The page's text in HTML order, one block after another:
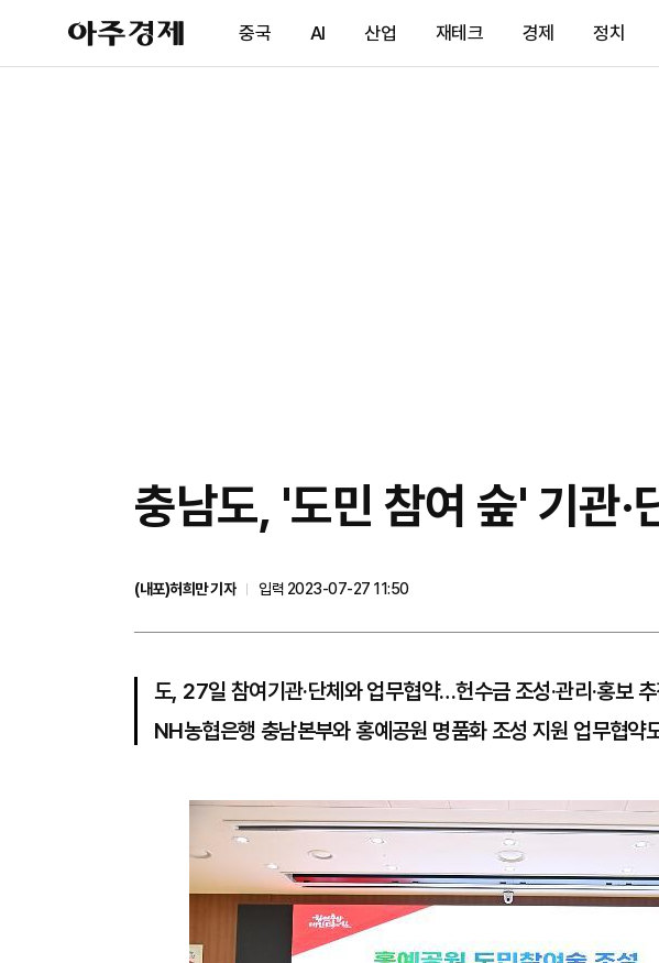
아
주
제
중국 AI 산업 재테크 경제 정치
충남도, '도민 참여 숲' 기관·
(내포)허희만 기자
입력 2023-07-27 11:50
도, 27일 참여기관·단체와 업무협약…헌수금 조성·관리·홍보
NH농협은행 충남본부와 홍예공원 명품화 조성 지원 업무협약